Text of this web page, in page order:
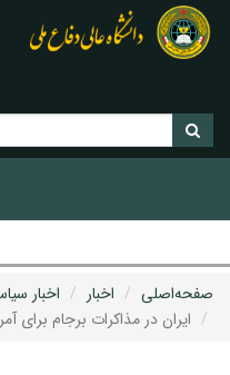
صفحه‌اصلی اخبار
اخبار
ایران در مذاکرات برجام